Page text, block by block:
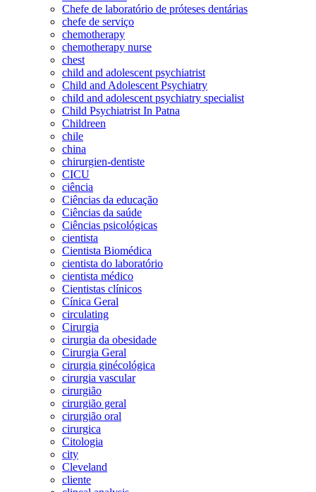
Chefe de laboratório de próteses dentárias
chefe de serviço
chemotherapy
chemotherapy nurse
chest
child and adolescent psychiatrist
Child and Adolescent Psychiatry
child and adolescent psychiatry specialist
Child Psychiatrist In Patna
Childreen
chile
china
chirurgien-dentiste
CICU
ciência
Ciências da educação
Ciências da saúde
Ciências psicológicas
cientista
Cientista Biomédica
cientista do laboratório
cientista médico
Cientistas clínicos
Cínica Geral
circulating
Cirurgia
cirurgia da obesidade
Cirurgia Geral
cirurgia ginécológica
cirurgia vascular
cirurgião
cirurgião geral
cirurgião oral
cirurgica
Citologia
city
Cleveland
cliente